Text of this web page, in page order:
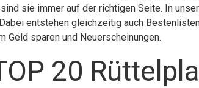
sie immer auf der richtigen Seite. In
entstehen gleichzeitig auch
Geld sparen und Neuerscheinungen.
20